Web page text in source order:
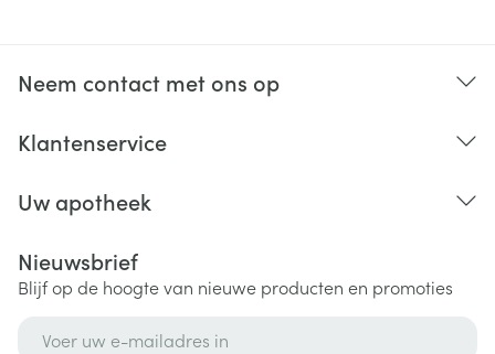
Neem contact met ons op
Klantenservice
Uw apotheek
Nieuwsbrief
Blijf op de hoogte van nieuwe producten en promoties